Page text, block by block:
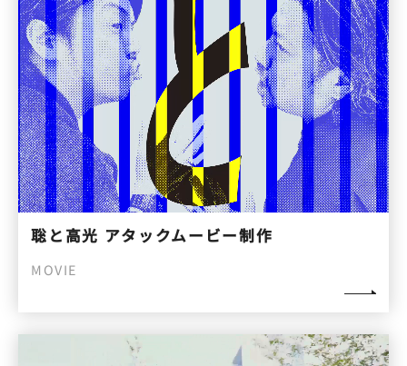
聡と高光 アタックムービー制作
MOVIE